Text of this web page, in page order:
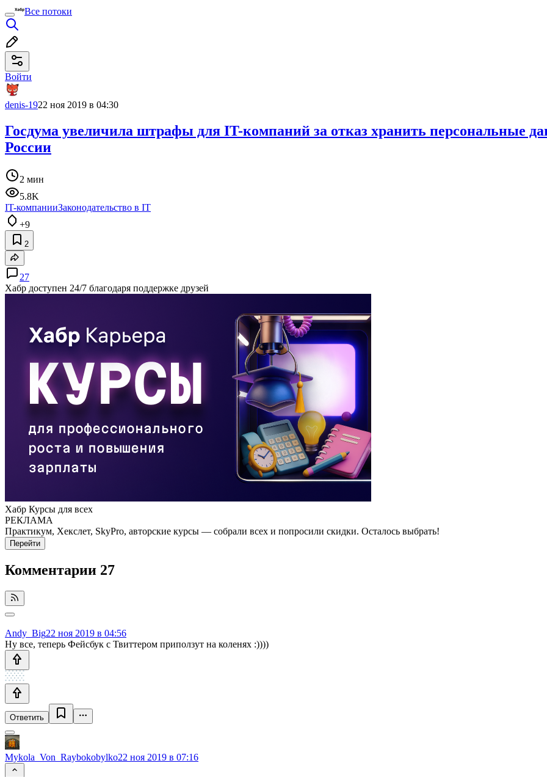
Все потоки
Войти
denis-1922 ноя 2019 в 04:30
Госдума увеличила штрафы для IT-компаний за отказ хранить персональные
России
2 мин
5.8K
IT-компанииЗаконодательство в IT
+9
2
27
Хабр доступен 24/7 благодаря поддержке друзей
Хабр Курсы для всех
РЕКЛАМА
Практикум, Хекслет, SkyPro, авторские курсы — собрали всех и попросили скидки. Осталось выбрать!
Перейти
Комментарии 27
Andy_Big22 ноя 2019 в 04:56
Ну все, теперь Фейсбук с Твиттером приползут на коленях :))))
Ответить
Mykola_Von_Raybokobylko22 ноя 2019 в 07:16